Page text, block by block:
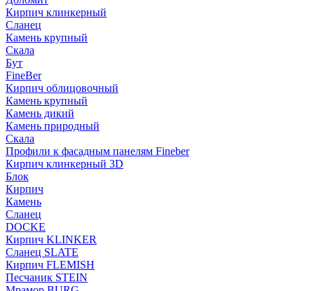
Кирпич клинкерный
Сланец
Камень крупный
Скала
Бут
FineBer
Кирпич облицовочный
Камень крупный
Камень дикий
Камень природный
Скала
Профили к фасадным панелям Fineber
Кирпич клинкерный 3D
Блок
Кирпич
Камень
Сланец
DOCKE
Кирпич KLINKER
Сланец SLATE
Кирпич FLEMISH
Пес­ча­ник STEIN